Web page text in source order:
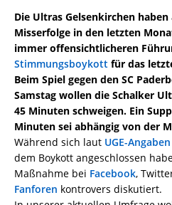
Die Ultras Gelsenkirchen
Misserfolge in den letzten
immer offensichtlicheren
Stimmungsboykott für das
Beim Spiel gegen den SC
Samstag wollen die Schalker
45 Minuten schweigen. Ein
Minuten sei abhängig von der
Während sich laut UGE-Angaben
dem Boykott angeschlossen
Maßnahme bei Facebook,
Fanforen kontrovers diskutiert.